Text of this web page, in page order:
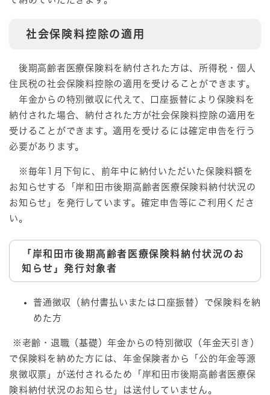
社会保険料控除の適用
後期高齢者医療保険料を納付された方は、所得税・個人
住民税の社会保険料控除の適用を受けることができます。
年金からの特別徴収に代えて、口座振替により保険料を
納付された場合、納付された方が社会保険料控除の適用を
受けることができます。適用を受けるには確定申告を行う
必要があります。
※毎年1月下旬に、前年中に納付いただいた保険料額を
お知らせする「岸和田市後期高齢者医療保険料納付状況の
お知らせ」を発行しています。確定申告等にご利用くださ
い。
「岸和田市後期高齢者医療保険料納付状況のお
知らせ」発行対象者
普通徴収（納付書払いまたは口座振替）で保険料を納
めた方
※老齢・退職（基礎）年金からの特別徴収（年金天引き）
で保険料を納めた方には、年金保険者から「公的年金等源
泉徴収票」が送付されるため「岸和田市後期高齢者医療保
険料納付状況のお知らせ」は送付していません。